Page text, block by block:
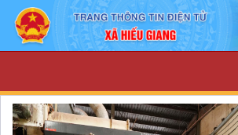
Home - UBND xã Hiếu